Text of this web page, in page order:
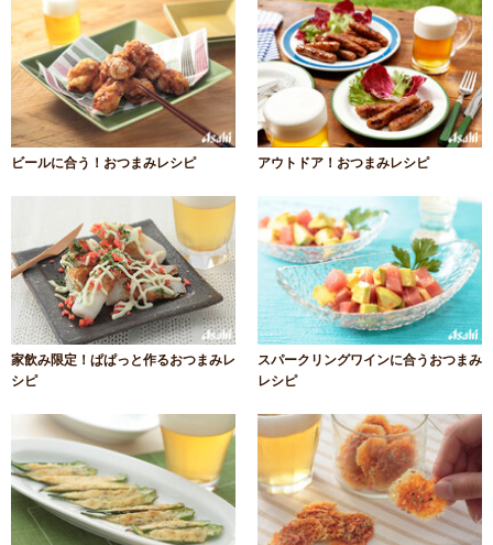
ビールに合う！おつまみレシピ アウトドア！おつまみレシピ
家飲み限定！ぱぱっと作るおつまみレ
シピ
スパークリングワインに合うおつまみ
レシピ